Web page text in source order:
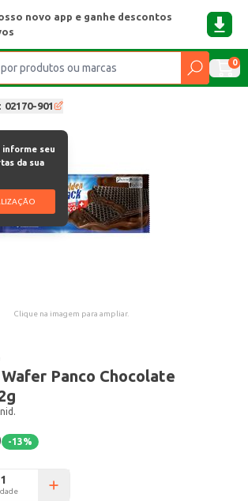
novo app e ganhe descontos
0
02170-901
informe seu
da sua
Clique na imagem para ampliar.
Panco Chocolate
-13%